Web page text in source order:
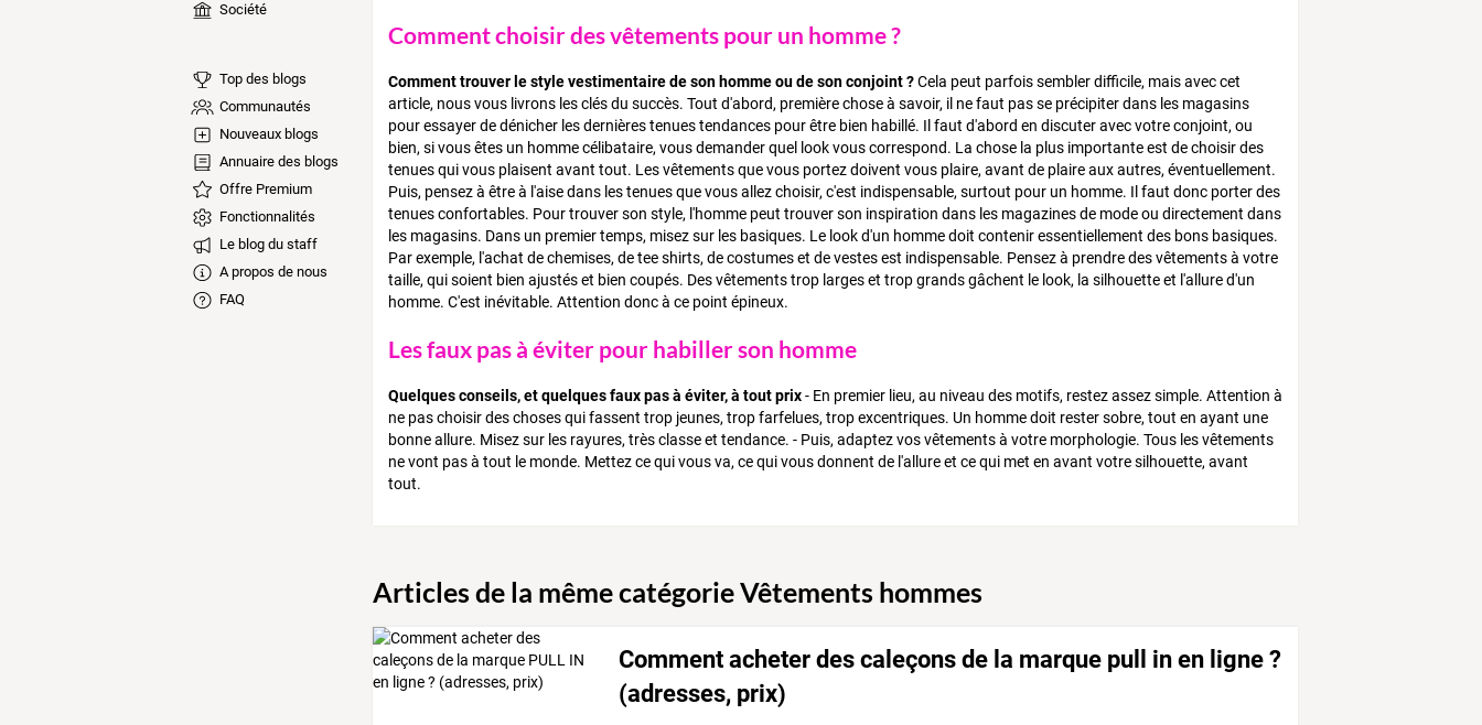
Société
Top des blogs
Communautés
Nouveaux blogs
Annuaire des blogs
Offre Premium
Fonctionnalités
Le blog du staff
A propos de nous
FAQ
Comment choisir des vêtements pour un homme ?
Comment trouver le style vestimentaire de son homme ou de son conjoint ?Cela peut parfois sembler difficile, mais avec cet
article, nous vous livrons les clés du succès. Tout d'abord, première chose à savoir, il ne faut pas se précipiter dans les magasins
pour essayer de dénicher les dernières tenues tendances pour être bien habillé. Il faut d'abord en discuter avec votre conjoint, ou
bien, si vous êtes un homme célibataire, vous demander quel look vous correspond. La chose la plus importante est de choisir des
tenues qui vous plaisent avant tout. Les vêtements que vous portez doivent vous plaire, avant de plaire aux autres, éventuellement.
Puis, pensez à être à l'aise dans les tenues que vous allez choisir, c'est indispensable, surtout pour un homme. Il faut donc porter des
tenues confortables. Pour trouver son style, l'homme peut trouver son inspiration dans les magazines de mode ou directement dans
les magasins. Dans un premier temps, misez sur les basiques. Le look d'un homme doit contenir essentiellement des bons basiques.
Par exemple, l'achat de chemises, de tee shirts, de costumes et de vestes est indispensable. Pensez à prendre des vêtements à votre
taille, qui soient bien ajustés et bien coupés. Des vêtements trop larges et trop grands gâchent le look, la silhouette et l'allure d'un
homme. C'est inévitable. Attention donc à ce point épineux.
Les faux pas à éviter pour habiller son homme
Quelques conseils, et quelques faux pas à éviter, à tout prix- En premier lieu, au niveau des motifs, restez assez simple. Attention à
ne pas choisir des choses qui fassent trop jeunes, trop farfelues, trop excentriques. Un homme doit rester sobre, tout en ayant une
bonne allure. Misez sur les rayures, très classe et tendance. - Puis, adaptez vos vêtements à votre morphologie. Tous les vêtements
ne vont pas à tout le monde. Mettez ce qui vous va, ce qui vous donnent de l'allure et ce qui met en avant votre silhouette, avant
tout.
Articles de la même catégorie Vêtements hommes
Comment acheter des caleçons de la marque pull in en ligne ?
(adresses, prix)